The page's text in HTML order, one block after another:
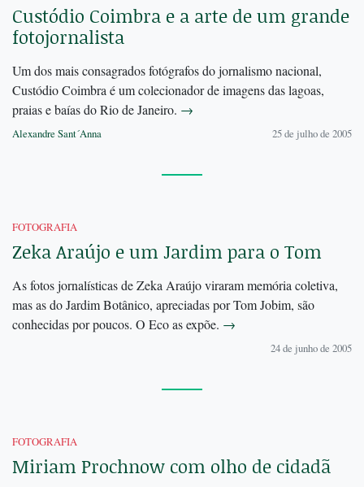
Custódio Coimbra e a arte de um grande
fotojornalista
Um dos mais consagrados fotógrafos do jornalismo nacional,
Custódio Coimbra é um colecionador de imagens das lagoas,
praias e baías do Rio de Janeiro. →
Alexandre Sant´Anna 25 de julho de 2005
FOTOGRAFIA
Zeka Araújo e um Jardim para o Tom
As fotos jornalísticas de Zeka Araújo viraram memória coletiva,
mas as do Jardim Botânico, apreciadas por Tom Jobim, são
conhecidas por poucos. O Eco as expõe. →
24 de junho de 2005
FOTOGRAFIA
Miriam Prochnow com olho de cidadã